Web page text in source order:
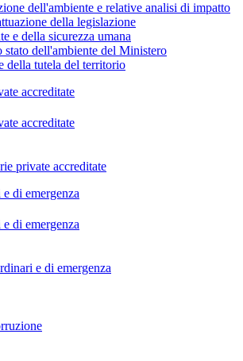
dell'ambiente e relative analisi di impatto
della legislazione
e della sicurezza umana
stato dell'ambiente del Ministero
della tutela del territorio
accreditate
accreditate
private accreditate
di emergenza
di emergenza
e di emergenza